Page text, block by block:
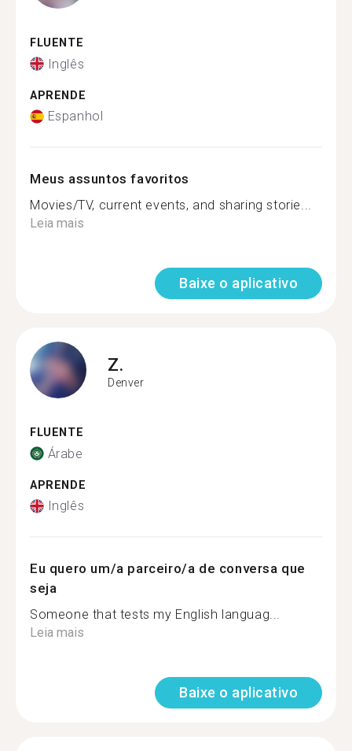
FLUENTE
Inglês
APRENDE
Espanhol
Meus assuntos favoritos
Movies/TV, current events, and sharing storie...
Leia mais
Baixe o aplicativo
Z.
Denver
FLUENTE
Árabe
APRENDE
Inglês
Eu quero um/a parceiro/a de conversa que
seja
Someone that tests my English languag...
Leia mais
Baixe o aplicativo